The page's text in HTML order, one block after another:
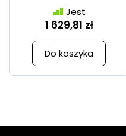
Jest
1 629,81 zł
Do koszyka